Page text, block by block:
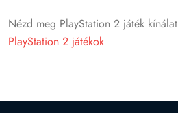
Nézd meg PlayStation 2 játék
PlayStation 2 játékok